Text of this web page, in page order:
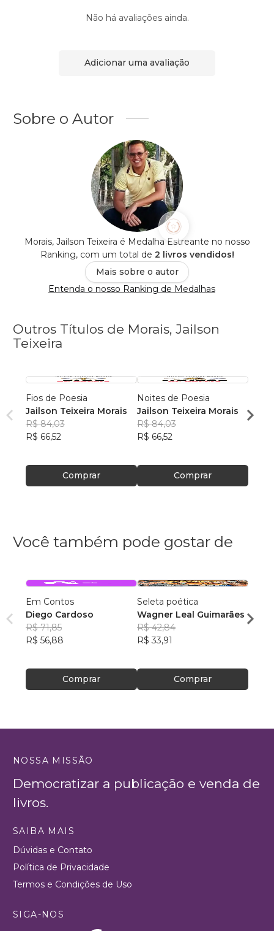
Não há avaliações ainda.
Adicionar uma avaliação
Sobre o Autor
Morais, Jailson Teixeira é Medalha Estreante no nosso
Ranking, com um total de 2 livros vendidos!
Mais sobre o autor
Entenda o nosso Ranking de Medalhas
Outros Títulos de Morais, Jailson
Teixeira
Fios de Poesia
Jailson Teixeira Morais
R$ 84,03
R$ 66,52
Comprar
Noites de Poesia
Jailson Teixeira Morais
R$ 84,03
R$ 66,52
Comprar
R$
Você também pode gostar de
Em Contos
Diego Cardoso
R$ 71,85
R$ 56,88
Comprar
Seleta poética
Wagner Leal Guimarães
R$ 42,84
R$ 33,91
Comprar
R$
NOSSA MISSÃO
Democratizar a publicação e venda de
livros.
SAIBA MAIS
Dúvidas e Contato
Política de Privacidade
Termos e Condições de Uso
SIGA-NOS